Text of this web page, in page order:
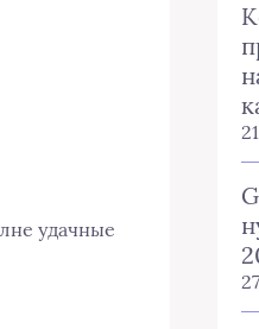
удачные